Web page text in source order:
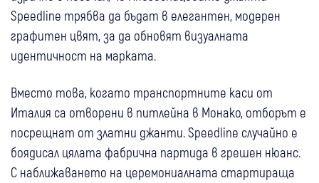
Speedline трябва да бъдат в елегантен, модерен
графитен цвят, за да обновят визуалната
идентичност на марката.
Вместо това, когато транспортните каси от
Италия са отворени в питлейна в Монако, отборът е
посрещнат от златни джанти. Speedline случайно е
боядисал цялата фабрична партида в грешен нюанс.
С наближаването на церемониалната стартираща